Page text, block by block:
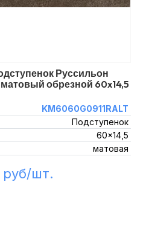
Руссильон
обрезной 60x14,5
KM6060G0911RALT
Подступенок
60x14,5
матовая
руб/шт.